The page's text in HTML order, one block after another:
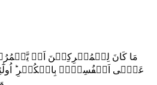
مَا کَانَ لِلۡمُشۡرِکِیۡنَ اَنۡ
عَلٰۤی اَنۡفُسِہِمۡ بِالۡکُفۡرِ